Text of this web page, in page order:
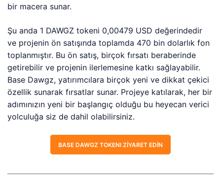
bir macera sunar.
Şu anda 1 DAWGZ tokeni 0,00479 USD değerindedir
ve projenin ön satışında toplamda 470 bin dolarlık fon
toplanmıştır. Bu ön satış, birçok fırsatı beraberinde
getirebilir ve projenin ilerlemesine katkı sağlayabilir.
Base Dawgz, yatırımcılara birçok yeni ve dikkat çekici
özellik sunarak fırsatlar sunar. Projeye katılarak, her bir
adımınızın yeni bir başlangıç olduğu bu heyecan verici
yolculuğa siz de dahil olabilirsiniz.
BASE DAWGZ TOKENI ZIYARET EDIN